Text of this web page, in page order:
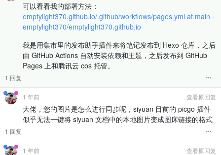
可以看看我的部署方法：
emptylight370.github.io/.github/workflows/pages.yml at main ·
emptylight370/emptylight370.github.io
我是用集市里的发布助手插件来将笔记发布到 Hexo 仓库，之后
由 GitHub Actions 自动安装依赖和主题，之后发布到 GitHub
Pages 上和腾讯云 cos 托管。
1 回复
1 年前 查看原回复
大佬，您的图片是怎么进行同步呢，siyuan 目前的 picgo 插件
似乎无法一键将 siyuan 文档中的本地图片变成图床链接的格式
1 回复
1 年前 查看原回复